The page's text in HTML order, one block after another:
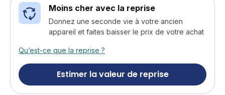
Moins cher avec la reprise
Donnez une seconde vie à votre ancien
appareil et faites baisser le prix de votre achat
Qu’est-ce que la reprise ?
Estimer la valeur de reprise